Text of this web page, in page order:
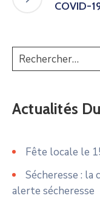
COVID-
Actualités
Fête locale le
Sécheresse : la
alerte sécheresse